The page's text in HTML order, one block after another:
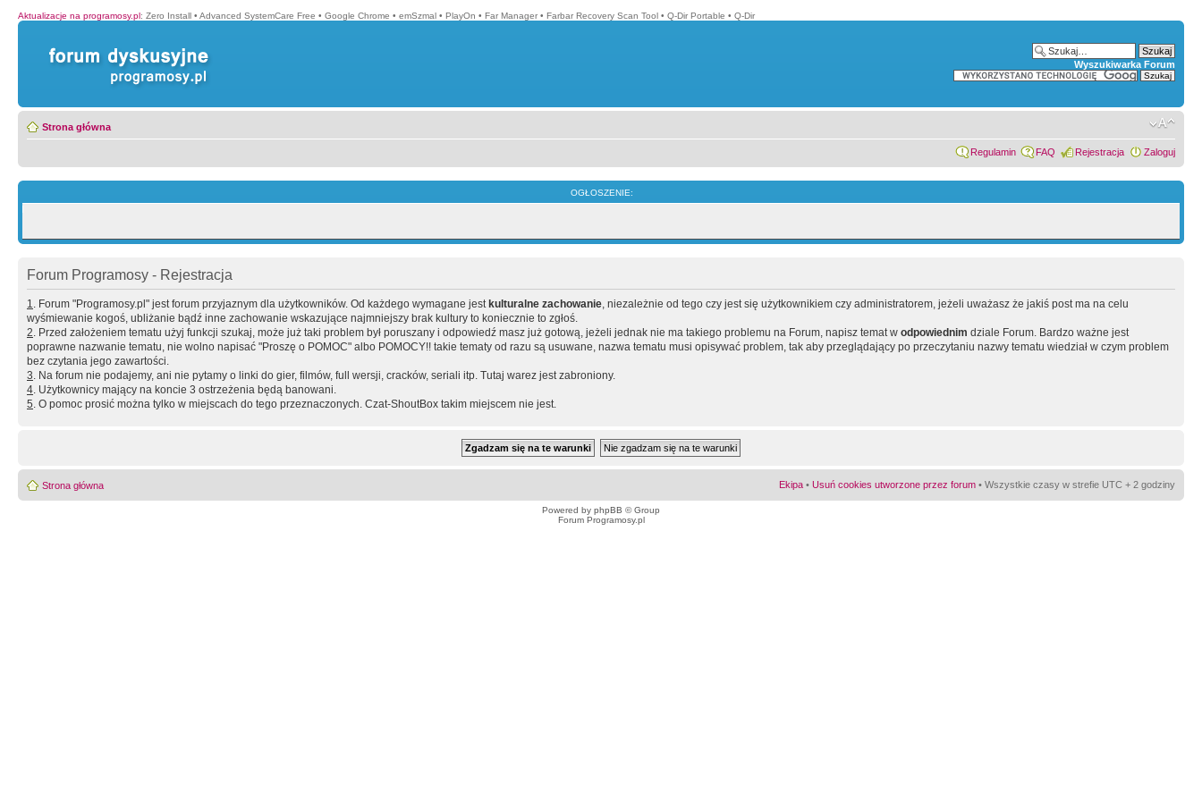
Aktualizacje na programosy.pl: Zero Install • Advanced SystemCare Free • Google Chrome • emSzmal • PlayOn • Far Manager • Farbar Recovery Scan Tool • Q-Dir Portable • Q-Dir
Wyszukiwarka Forum
Strona główna
Regulamin FAQ Rejestracja Zaloguj
OGŁOSZENIE:
Forum Programosy - Rejestracja
1. Forum "Programosy.pl" jest forum przyjaznym dla użytkowników. Od każdego wymagane jest kulturalne zachowanie, niezależnie od tego czy jest się użytkownikiem czy administratorem, jeżeli uważasz że jakiś post ma na celu
wyśmiewanie kogoś, ubliżanie bądź inne zachowanie wskazujące najmniejszy brak kultury to koniecznie to zgłoś.
2. Przed założeniem tematu użyj funkcji szukaj, może już taki problem był poruszany i odpowiedź masz już gotową, jeżeli jednak nie ma takiego problemu na Forum, napisz temat w odpowiednim dziale Forum. Bardzo ważne jest
poprawne nazwanie tematu, nie wolno napisać "Proszę o POMOC" albo POMOCY!! takie tematy od razu są usuwane, nazwa tematu musi opisywać problem, tak aby przeglądający po przeczytaniu nazwy tematu wiedział w czym problem
bez czytania jego zawartości.
3. Na forum nie podajemy, ani nie pytamy o linki do gier, filmów, full wersji, cracków, seriali itp. Tutaj warez jest zabroniony.
4. Użytkownicy mający na koncie 3 ostrzeżenia będą banowani.
5. O pomoc prosić można tylko w miejscach do tego przeznaczonych. Czat-ShoutBox takim miejscem nie jest.
Strona główna Ekipa • Usuń cookies utworzone przez forum • Wszystkie czasy w strefie UTC + 2 godziny
Powered by phpBB © Group
Forum Programosy.pl